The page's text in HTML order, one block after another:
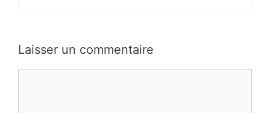
Laisser un commentaire